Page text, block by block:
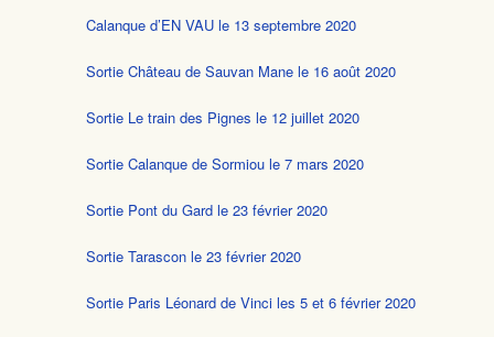
Calanque d’EN VAU le 13 septembre 2020
Sortie Château de Sauvan Mane le 16 août 2020
Sortie Le train des Pignes le 12 juillet 2020
Sortie Calanque de Sormiou le 7 mars 2020
Sortie Pont du Gard le 23 février 2020
Sortie Tarascon le 23 février 2020
Sortie Paris Léonard de Vinci les 5 et 6 février 2020